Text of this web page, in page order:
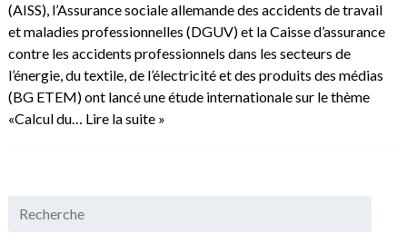
(AISS), l’Assurance sociale allemande des accidents de travail
et maladies professionnelles (DGUV) et la Caisse d’assurance
contre les accidents professionnels dans les secteurs de
l’énergie, du textile, de l’électricité et des produits des médias
(BG ETEM) ont lancé une étude internationale sur le thème
«Calcul du… Lire la suite »